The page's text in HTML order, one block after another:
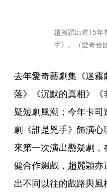
趙麗穎出道15年
手》。（愛奇藝
去年愛奇藝劇集《迷
落》《沉默的真相》
疑短劇風潮；今年卡司
劇《誰是兇手》飾演
來第一次演出懸疑劇
健合作飆戲，趙麗穎
出不同以往的戲路與風